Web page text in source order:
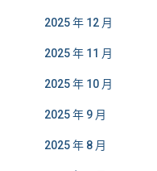
2025 年 12 月
2025 年 11 月
2025 年 10 月
2025 年 9 月
2025 年 8 月